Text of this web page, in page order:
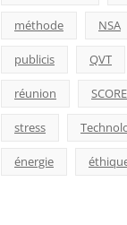
méthode NSA
publicis QVT
réunion
stress
énergie